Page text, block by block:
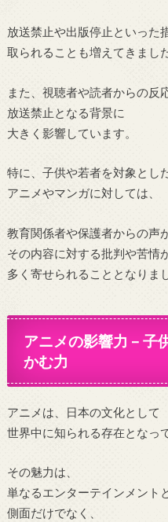
放送禁止や出版停止といった
取られることも増えてきました
また、視聴者や読者からの反
放送禁止となる背景に
大きく影響しています。
特に、子供や若者を対象とし
アニメやマンガに対しては、
教育関係者や保護者からの声
その内容に対する批判や苦情
多く寄せられることとなりま
アニメの影響力 – 子
かむ力
アニメは、日本の文化として
世界中に知られる存在となっ
その魅力は、
単なるエンターテインメント
側面だけでなく、